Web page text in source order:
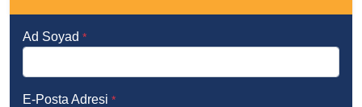
Ad Soyad *
E-Posta Adresi *